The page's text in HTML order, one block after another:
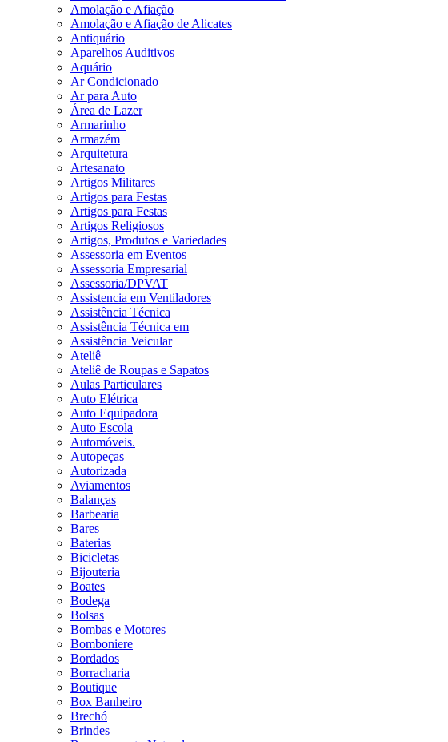
Amolação e Afiação
Amolação e Afiação de Alicates
Antiquário
Aparelhos Auditivos
Aquário
Ar Condicionado
Ar para Auto
Área de Lazer
Armarinho
Armazém
Arquitetura
Artesanato
Artigos Militares
Artigos para Festas
Artigos para Festas
Artigos Religiosos
Artigos, Produtos e Variedades
Assessoria em Eventos
Assessoria Empresarial
Assessoria/DPVAT
Assistencia em Ventiladores
Assistência Técnica
Assistência Técnica em
Assistência Veicular
Ateliê
Ateliê de Roupas e Sapatos
Aulas Particulares
Auto Elétrica
Auto Equipadora
Auto Escola
Automóveis.
Autopeças
Autorizada
Aviamentos
Balanças
Barbearia
Bares
Baterias
Bicicletas
Bijouteria
Boates
Bodega
Bolsas
Bombas e Motores
Bomboniere
Bordados
Borracharia
Boutique
Box Banheiro
Brechó
Brindes